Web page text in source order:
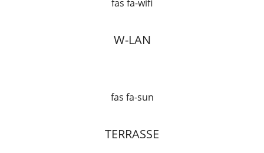
fas fa-wifi
W-LAN
fas fa-sun
TERRASSE